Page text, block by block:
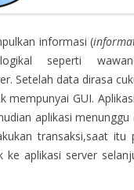
informasi (
seperti
Setelah data dirasa
mempunyai GUI.
aplikasi menunggu
transaksi,saat
aplikasi server